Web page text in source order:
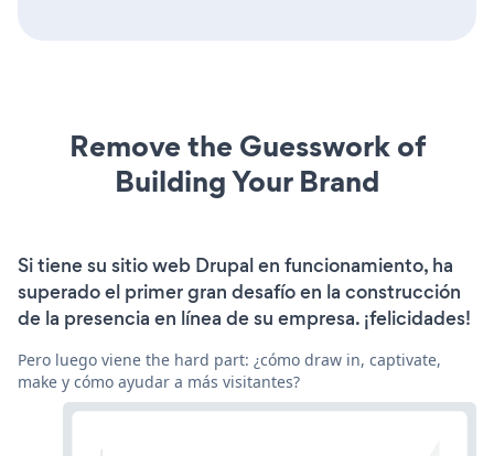
Remove the Guesswork of
Building Your Brand
Si tiene su sitio web Drupal en funcionamiento, ha
superado el primer gran desafío en la construcción
de la presencia en línea de su empresa. ¡felicidades!
Pero luego viene the hard part: ¿cómo draw in, captivate,
make y cómo ayudar a más visitantes?